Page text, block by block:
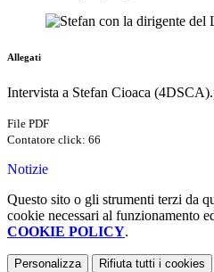
Allegati
Intervista a Stefan Cioaca
File PDF
Contatore click: 66
Notizie
Questo sito o gli strumenti terzi da
cookie necessari al funzionamento
COOKIE POLICY.
Personalizza Rifiuta tutti i cookies